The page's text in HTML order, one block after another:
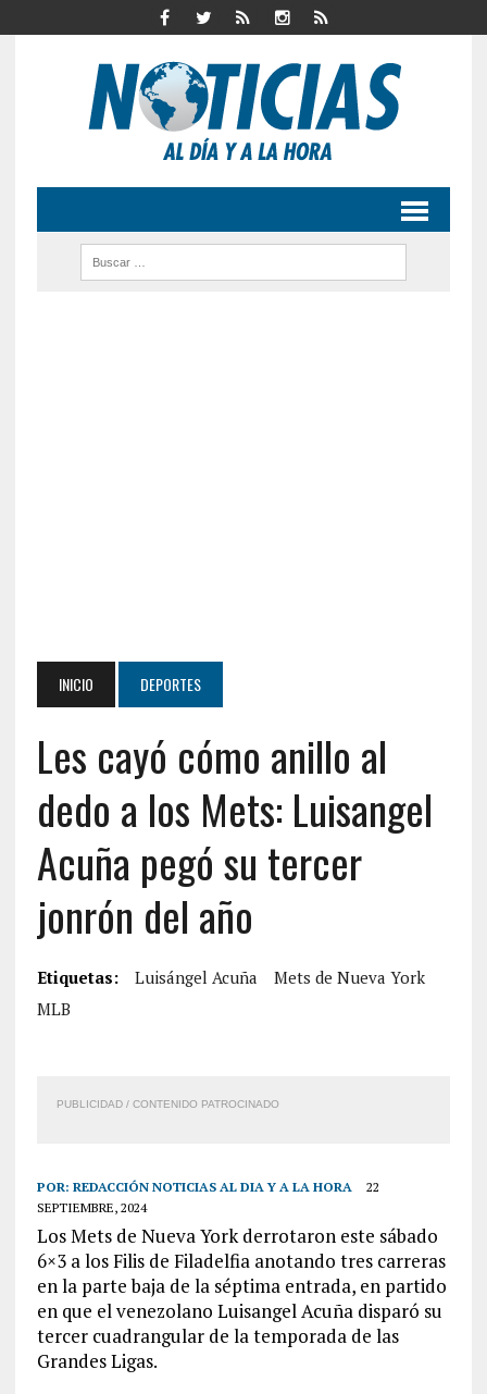
INICIO DEPORTES
Les cayó cómo anillo al
dedo a los Mets: Luisangel
Acuña pegó su tercer
jonrón del año
Etiquetas: Luisángel Acuña
Mets de Nueva York
MLB
PUBLICIDAD / CONTENIDO PATROCINADO
POR: REDACCIÓN NOTICIAS AL DIA Y A LA HORA
22
SEPTIEMBRE, 2024
Los Mets de Nueva York derrotaron este sábado
6×3 a los Filis de Filadelfia anotando tres carreras
en la parte baja de la séptima entrada, en partido
en que el venezolano Luisangel Acuña disparó su
tercer cuadrangular de la temporada de las
Grandes Ligas.